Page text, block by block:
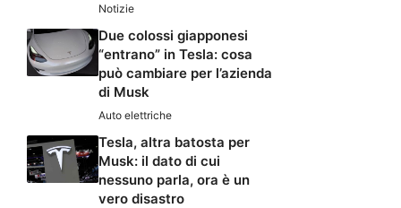
Notizie
Due colossi giapponesi
“entrano” in Tesla: cosa
può cambiare per l’azienda
di Musk
Auto elettriche
Tesla, altra batosta per
Musk: il dato di cui
nessuno parla, ora è un
vero disastro